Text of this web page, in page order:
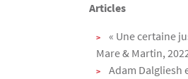
Articles
« Une certaine
Mare & Martin,
Adam Dalgliesh